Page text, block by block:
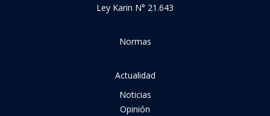
Ley Karin N° 21.643
Normas
Actualidad
Noticias
Opinión